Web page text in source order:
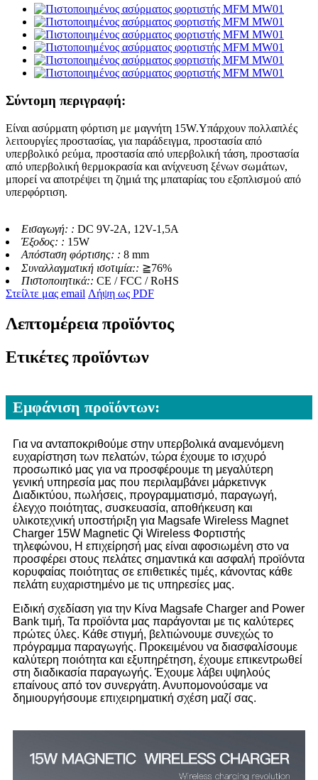
Σύντομη περιγραφή:
Είναι ασύρματη φόρτιση με μαγνήτη 15W.Υπάρχουν πολλαπλές
λειτουργίες προστασίας, για παράδειγμα, προστασία από
υπερβολικό ρεύμα, προστασία από υπερβολική τάση, προστασία
από υπερβολική θερμοκρασία και ανίχνευση ξένων σωμάτων,
μπορεί να αποτρέψει τη ζημιά της μπαταρίας του εξοπλισμού από
υπερφόρτιση.
Εισαγωγή: : DC 9V-2A, 12V-1,5A
Έξοδος: : 15W
Απόσταση φόρτισης: : 8 mm
Συναλλαγματική ισοτιμία:: ≧76%
Πιστοποιητικά:: CE / FCC / RoHS
Στείλτε μας email Λήψη ως PDF
Λεπτομέρεια προϊόντος
Ετικέτες προϊόντων
Εμφάνιση προϊόντων:
Για να ανταποκριθούμε στην υπερβολικά αναμενόμενη
ευχαρίστηση των πελατών, τώρα έχουμε το ισχυρό
προσωπικό μας για να προσφέρουμε τη μεγαλύτερη
γενική υπηρεσία μας που περιλαμβάνει μάρκετινγκ
Διαδικτύου, πωλήσεις, προγραμματισμό, παραγωγή,
έλεγχο ποιότητας, συσκευασία, αποθήκευση και
υλικοτεχνική υποστήριξη για Magsafe Wireless Magnet
Charger 15W Magnetic Qi Wireless Φορτιστής
τηλεφώνου, Η επιχείρησή μας είναι αφοσιωμένη στο να
προσφέρει στους πελάτες σημαντικά και ασφαλή προϊόντα
κορυφαίας ποιότητας σε επιθετικές τιμές, κάνοντας κάθε
πελάτη ευχαριστημένο με τις υπηρεσίες μας.
Ειδική σχεδίαση για την Κίνα Magsafe Charger and Power
Bank τιμή, Τα προϊόντα μας παράγονται με τις καλύτερες
πρώτες ύλες. Κάθε στιγμή, βελτιώνουμε συνεχώς το
πρόγραμμα παραγωγής. Προκειμένου να διασφαλίσουμε
καλύτερη ποιότητα και εξυπηρέτηση, έχουμε επικεντρωθεί
στη διαδικασία παραγωγής. Έχουμε λάβει υψηλούς
επαίνους από τον συνεργάτη. Ανυπομονούσαμε να
δημιουργήσουμε επιχειρηματική σχέση μαζί σας.